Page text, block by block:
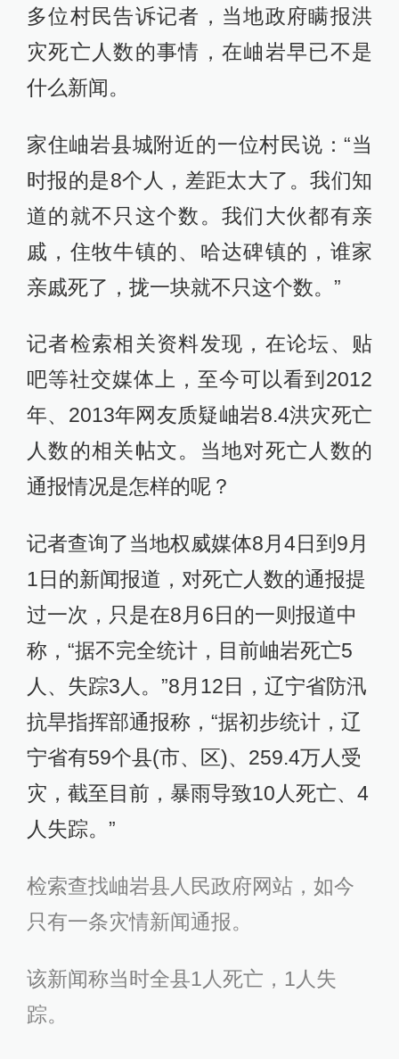
多位村民告诉记者，当地政府瞒报洪
灾死亡人数的事情，在岫岩早已不是
什么新闻。
家住岫岩县城附近的一位村民说：“当
时报的是8个人，差距太大了。我们知
道的就不只这个数。我们大伙都有亲
戚，住牧牛镇的、哈达碑镇的，谁家
亲戚死了，拢一块就不只这个数。”
记者检索相关资料发现，在论坛、贴
吧等社交媒体上，至今可以看到2012
年、2013年网友质疑岫岩8.4洪灾死亡
人数的相关帖文。当地对死亡人数的
通报情况是怎样的呢？
记者查询了当地权威媒体8月4日到9月
1日的新闻报道，对死亡人数的通报提
过一次，只是在8月6日的一则报道中
称，“据不完全统计，目前岫岩死亡5
人、失踪3人。”8月12日，辽宁省防汛
抗旱指挥部通报称，“据初步统计，辽
宁省有59个县(市、区)、259.4万人受
灾，截至目前，暴雨导致10人死亡、4
人失踪。”
检索查找岫岩县人民政府网站，如今
只有一条灾情新闻通报。
该新闻称当时全县1人死亡，1人失
踪。